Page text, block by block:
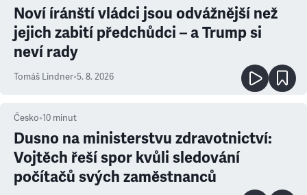
Noví íránští vládci jsou odvážnější než
jejich zabití předchůdci – a Trump si
neví rady
Tomáš Lindner•5. 8. 2026
Česko•10 minut
Dusno na ministerstvu zdravotnictví:
Vojtěch řeší spor kvůli sledování
počítačů svých zaměstnanců